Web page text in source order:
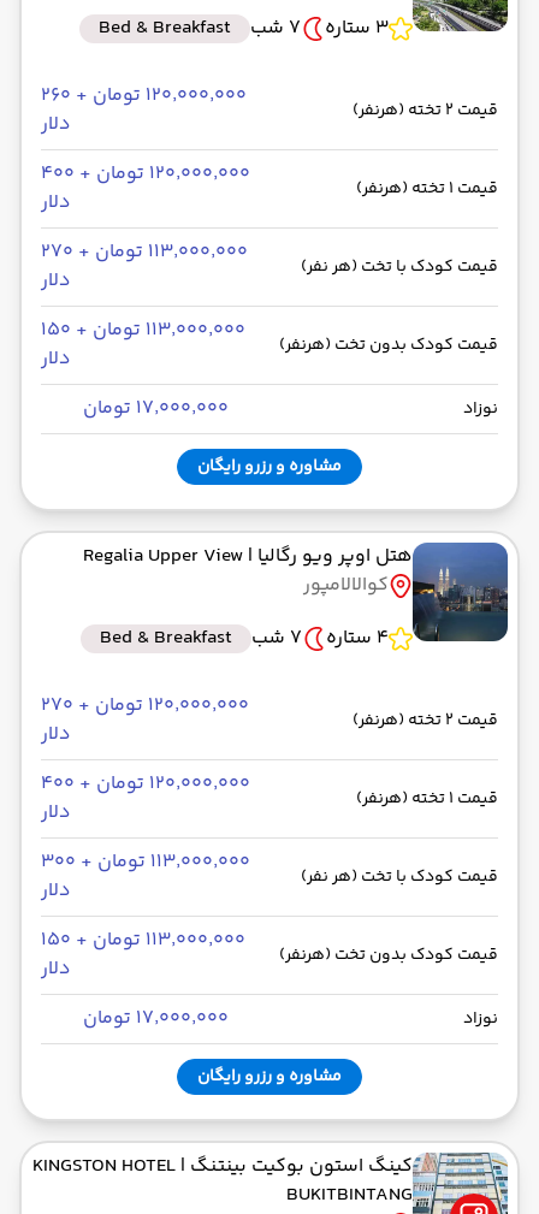
3 ستاره 7 شب Bed & Breakfast
قیمت 2 تخته (هرنفر)
۱۲۰٬۰۰۰٬۰۰۰ تومان + ۲۶۰
دلار
قیمت 1 تخته (هرنفر)
۱۲۰٬۰۰۰٬۰۰۰ تومان + ۴۰۰
دلار
قیمت کودک با تخت (هر نفر)
۱۱۳٬۰۰۰٬۰۰۰ تومان + ۲۷۰
دلار
قیمت کودک بدون تخت (هرنفر)
۱۱۳٬۰۰۰٬۰۰۰ تومان + ۱۵۰
دلار
نوزاد ۱۷٬۰۰۰٬۰۰۰ تومان
مشاوره و رزرو رایگان
هتل اوپر ویو رگالیا | Regalia Upper View
کوالالامپور
4 ستاره
7 شب Bed & Breakfast
قیمت 2 تخته (هرنفر)
۱۲۰٬۰۰۰٬۰۰۰ تومان + ۲۷۰
دلار
قیمت 1 تخته (هرنفر)
۱۲۰٬۰۰۰٬۰۰۰ تومان + ۴۰۰
دلار
قیمت کودک با تخت (هر نفر)
۱۱۳٬۰۰۰٬۰۰۰ تومان + ۳۰۰
دلار
قیمت کودک بدون تخت (هرنفر)
۱۱۳٬۰۰۰٬۰۰۰ تومان + ۱۵۰
دلار
نوزاد ۱۷٬۰۰۰٬۰۰۰ تومان
مشاوره و رزرو رایگان
کینگ استون بوکیت بینتنگ | KINGSTON HOTEL
BUKITBINTANG